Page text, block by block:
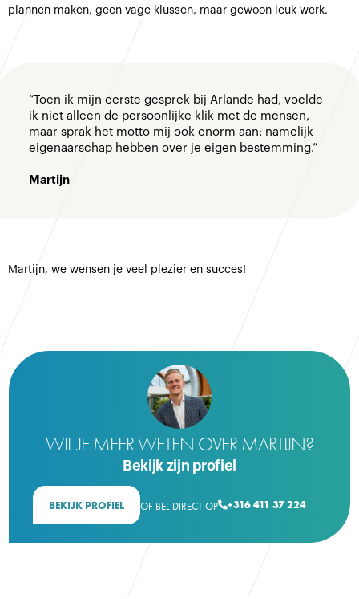
plannen maken, geen vage klussen, maar gewoon leuk werk.
“Toen ik mijn eerste gesprek bij Arlande had, voelde
ik niet alleen de persoonlijke klik met de mensen,
maar sprak het motto mij ook enorm aan: namelijk
eigenaarschap hebben over je eigen bestemming.”
Martijn
Martijn, we wensen je veel plezier en succes!
WIL JE MEER WETEN OVER MARTIJN?
Bekijk zijn profiel
BEKIJK PROFIEL OF BEL DIRECT OP+316 411 37 224